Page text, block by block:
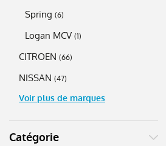
Spring (6)
Logan MCV (1)
CITROEN (66)
NISSAN (47)
Voir plus de marques
Catégorie